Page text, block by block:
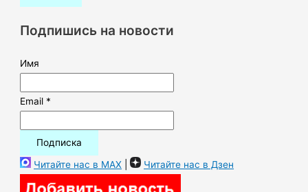
:Подпишись на новости
Имя
Email *
Читайте нас в MAX | Читайте нас в Дзен